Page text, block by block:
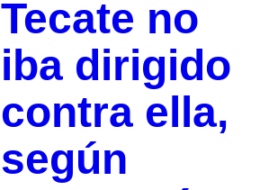
Tecate no
iba dirigido
contra ella,
según